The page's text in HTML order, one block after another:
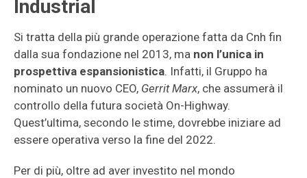
Industrial
Si tratta della più grande operazione fatta da Cnh fin
dalla sua fondazione nel 2013, ma non l’unica in
prospettiva espansionistica. Infatti, il Gruppo ha
nominato un nuovo CEO, Gerrit Marx, che assumerà il
controllo della futura società On-Highway.
Quest’ultima, secondo le stime, dovrebbe iniziare ad
essere operativa verso la fine del 2022.
Per di più, oltre ad aver investito nel mondo